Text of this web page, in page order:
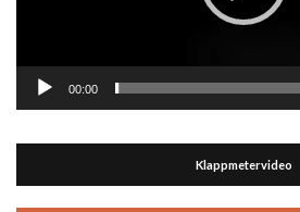
00:00
Klappmetervideo